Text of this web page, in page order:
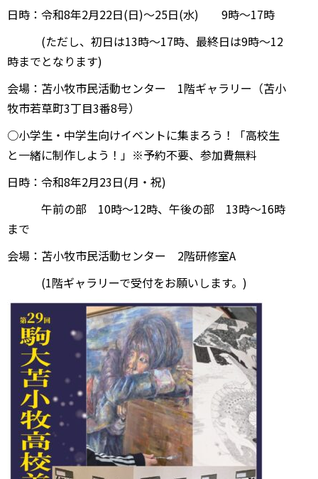
日時：令和8年2月22日(日)～25日(水) 9時～17時
(ただし、初日は13時～17時、最終日は9時～12
時までとなります)
会場：苫小牧市民活動センター 1階ギャラリー（苫小
牧市若草町3丁目3番8号）
○小学生・中学生向けイベントに集まろう！「高校生
と一緒に制作しよう！」※予約不要、参加費無料
日時：令和8年2月23日(月・祝)
午前の部 10時〜12時、午後の部 13時〜16時
まで
会場：苫小牧市民活動センター 2階研修室A
(1階ギャラリーで受付をお願いします。)